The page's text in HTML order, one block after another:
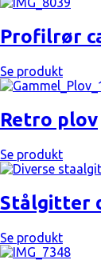
Profilrør
Se produkt
Retro plov
Se produkt
Stålgitter
Se produkt